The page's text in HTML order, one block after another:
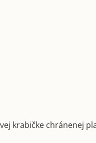
krabičke chránenej